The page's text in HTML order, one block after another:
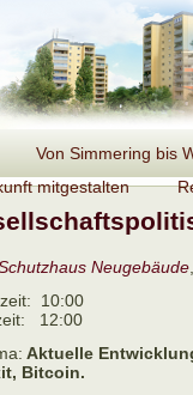
Von Simmering bis
mitgestalten
Neugebäude
10:00
12:00
Aktuelle
Bitcoin.